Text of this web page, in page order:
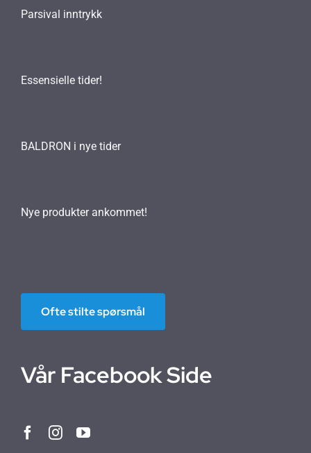
Parsival inntrykk
Essensielle tider!
BALDRON i nye tider
Nye produkter ankommet!
Ofte stilte spørsmål
Vår Facebook Side